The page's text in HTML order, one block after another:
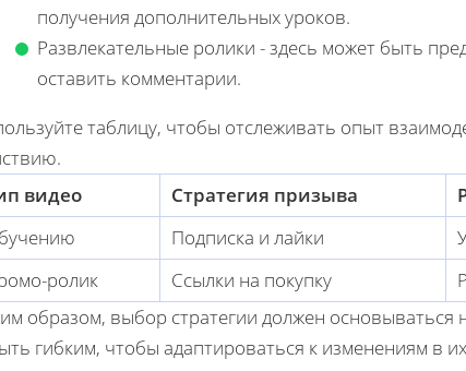
получения дополнительных уроков.
Развлекательные ролики - здесь может быть
оставить комментарии.
таблицу, чтобы отслеживать опыт
видео
Стратегия призыва
Подписка и лайки
ролик
Ссылки на покупку
образом, выбор стратегии должен основываться
гибким, чтобы адаптироваться к изменениям в